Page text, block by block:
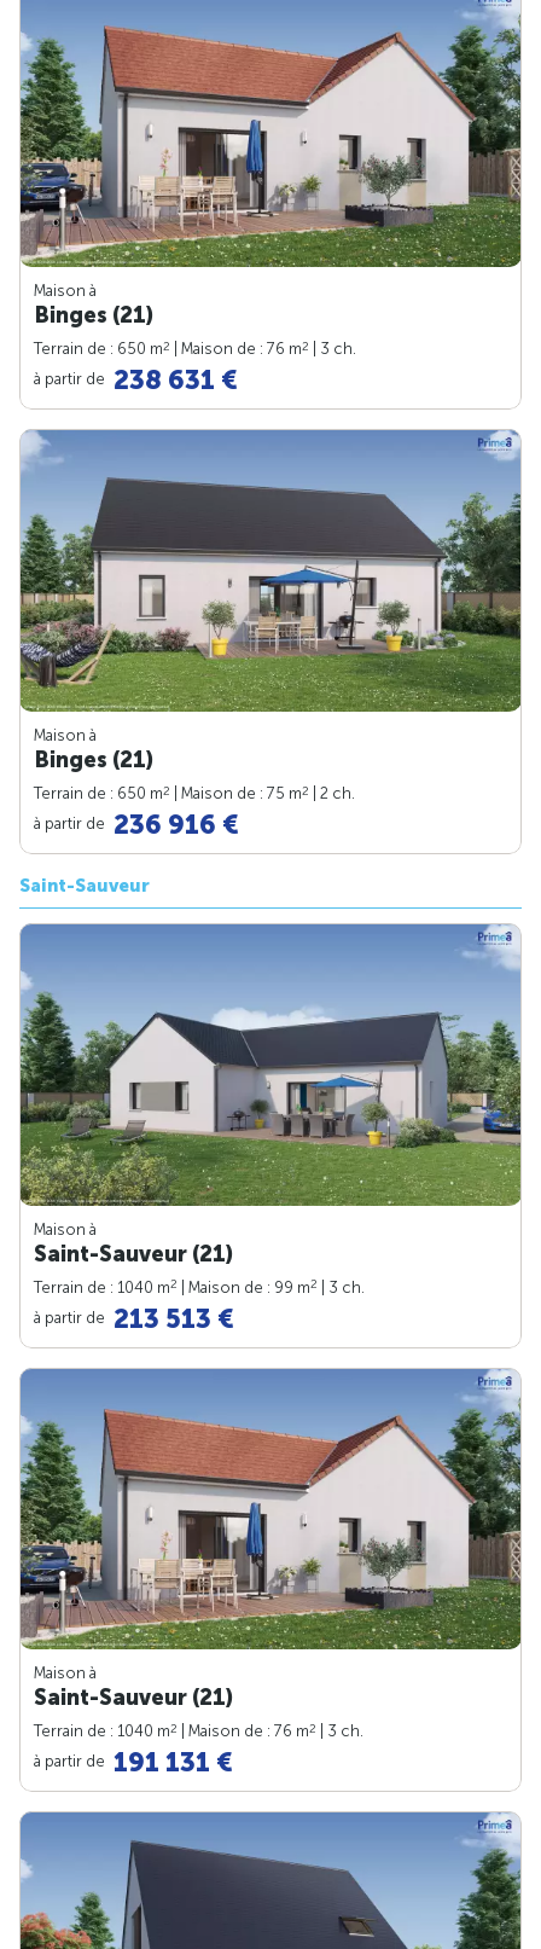
Maison à
Binges (21)
Terrain de : 650 m2 | Maison de : 76 m2
| 3 ch.
à partir de 238 631 €
Maison à
Binges (21)
Terrain de : 650 m2 | Maison de : 75 m2
| 2 ch.
à partir de 236 916 €
Saint-Sauveur
Maison à
Saint-Sauveur (21)
Terrain de : 1040 m2 | Maison de : 99 m2
| 3 ch.
à partir de 213 513 €
Maison à
Saint-Sauveur (21)
Terrain de : 1040 m2 | Maison de : 76 m2
| 3 ch.
à partir de 191 131 €